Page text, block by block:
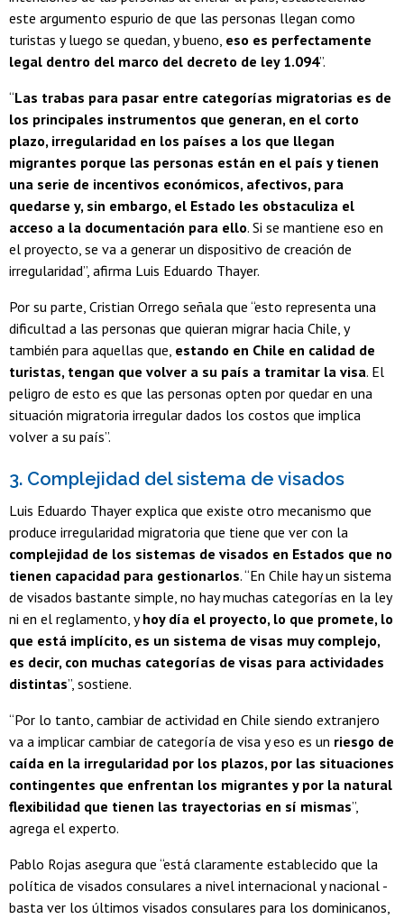
este argumento espurio de que las personas llegan como
turistas y luego se quedan, y bueno, eso es perfectamente
legal dentro del marco del decreto de ley 1.094”.
“Las trabas para pasar entre categorías migratorias es de
los principales instrumentos que generan, en el corto
plazo, irregularidad en los países a los que llegan
migrantes porque las personas están en el país y tienen
una serie de incentivos económicos, afectivos, para
quedarse y, sin embargo, el Estado les obstaculiza el
acceso a la documentación para ello. Si se mantiene eso en
el proyecto, se va a generar un dispositivo de creación de
irregularidad”, afirma Luis Eduardo Thayer.
Por su parte, Cristian Orrego señala que “esto representa una
dificultad a las personas que quieran migrar hacia Chile, y
también para aquellas que, estando en Chile en calidad de
turistas, tengan que volver a su país a tramitar la visa. El
peligro de esto es que las personas opten por quedar en una
situación migratoria irregular dados los costos que implica
volver a su país”.
3. Complejidad del sistema de visados
Luis Eduardo Thayer explica que existe otro mecanismo que
produce irregularidad migratoria que tiene que ver con la
complejidad de los sistemas de visados en Estados que no
tienen capacidad para gestionarlos. “En Chile hay un sistema
de visados bastante simple, no hay muchas categorías en la ley
ni en el reglamento, yhoy día el proyecto, lo que promete, lo
que está implícito, es un sistema de visas muy complejo,
es decir, con muchas categorías de visas para actividades
distintas”, sostiene.
“Por lo tanto, cambiar de actividad en Chile siendo extranjero
va a implicar cambiar de categoría de visa y eso es un riesgo de
caída en la irregularidad por los plazos, por las situaciones
contingentes que enfrentan los migrantes y por la natural
flexibilidad que tienen las trayectorias en sí mismas”,
agrega el experto.
Pablo Rojas asegura que “está claramente establecido que la
política de visados consulares a nivel internacional y nacional -
basta ver los últimos visados consulares para los dominicanos,